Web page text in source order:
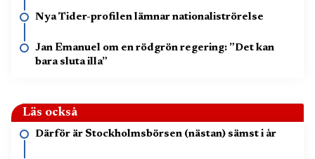
Nya Tider-profilen lämnar nationaliströrelse
Jan Emanuel om en rödgrön regering: ”Det kan
bara sluta illa”
Läs också
Därför är Stockholmsbörsen (nästan) sämst i år